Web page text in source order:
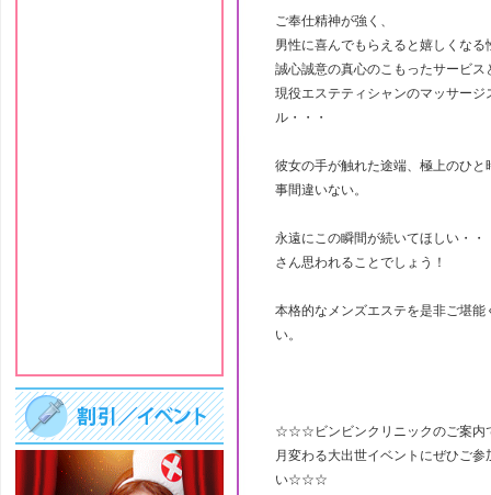
ご奉仕精神が強く、
男性に喜んでもらえると嬉しくなる
誠心誠意の真心のこもったサービス
現役エステティシャンのマッサージ
ル・・・
彼女の手が触れた途端、極上のひと
事間違いない。
永遠にこの瞬間が続いてほしい・・
さん思われることでしょう！
本格的なメンズエステを是非ご堪能
い。
☆☆☆ビンビンクリニックのご案内
月変わる大出世イベントにぜひご参
い☆☆☆